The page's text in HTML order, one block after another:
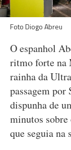
Foto Diogo Abreu
O espanhol
ritmo forte na
rainha da
passagem
dispunha de
minutos
que seguia na